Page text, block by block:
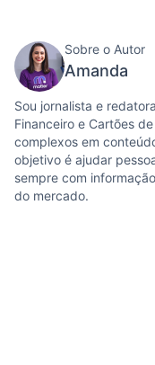
Sobre o Autor
Amanda
Sou jornalista e
Financeiro e Cartões
complexos em
objetivo é ajudar
sempre com
do mercado.